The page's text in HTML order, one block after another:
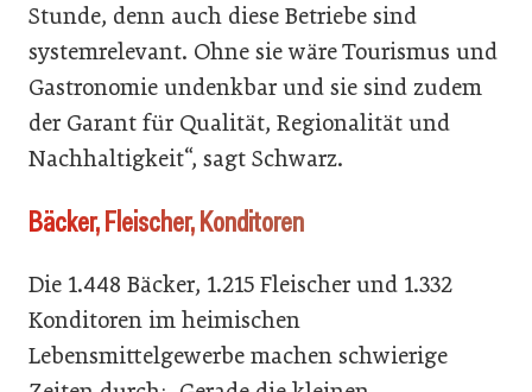
Stunde, denn auch diese Betriebe sind
systemrelevant. Ohne sie wäre Tourismus und
Gastronomie undenkbar und sie sind zudem
der Garant für Qualität, Regionalität und
Nachhaltigkeit“, sagt Schwarz.
Bäcker, Fleischer, Konditoren
Die 1.448 Bäcker, 1.215 Fleischer und 1.332
Konditoren im heimischen
Lebensmittelgewerbe machen schwierige